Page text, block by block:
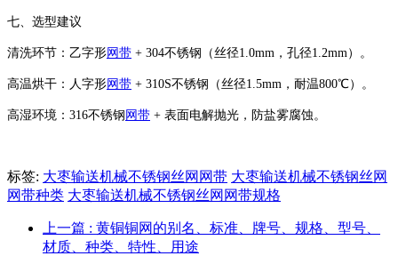
‌七、选型建议‌
‌清洗环节‌：乙字形网带 + 304不锈钢（丝径1.0mm，孔径1.2mm）。
‌高温烘干‌：人字形网带 + 310S不锈钢（丝径1.5mm，耐温800℃）。
‌高湿环境‌：316不锈钢 网带 + 表面电解抛光，防盐雾腐蚀。
标签: 大枣输送机械不锈钢丝网网带 大枣输送机械不锈钢丝网
网带种类 大枣输送机械不锈钢丝网网带规格
上一篇 : 黄铜铜网的‌别名、标准、牌号、规格、型号、
材质、种类、特性、用途